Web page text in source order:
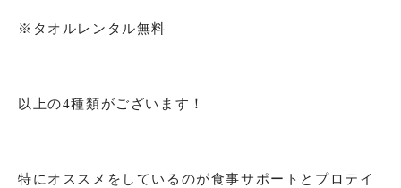
※タオルレンタル無料
以上の4種類がございます！
特にオススメをしているのが食事サポートとプロテイ